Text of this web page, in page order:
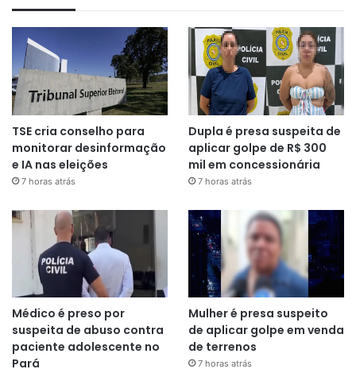
TSE cria conselho para
monitorar desinformação
e IA nas eleições
7 horas atrás
Dupla é presa suspeita de
aplicar golpe de R$ 300
mil em concessionária
7 horas atrás
Médico é preso por
suspeita de abuso contra
paciente adolescente no
Pará
Mulher é presa suspeito
de aplicar golpe em venda
de terrenos
7 horas atrás